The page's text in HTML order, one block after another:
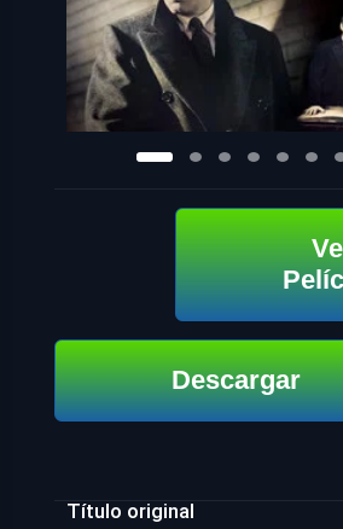
Descargar
Título original